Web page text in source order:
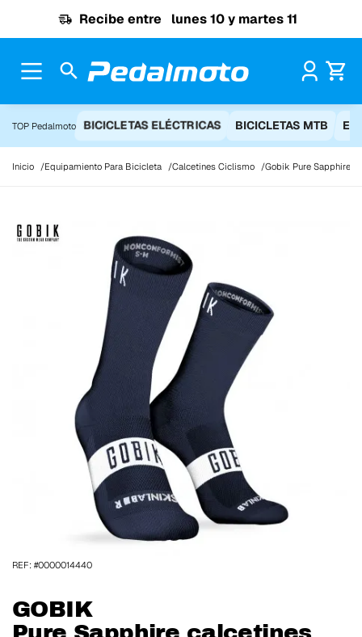
Recibe entre lunes 10 y martes 11
TOP Pedalmoto BICICLETAS ELÉCTRICAS BICICLETAS MTB
Inicio Equipamiento Para Bicicleta Calcetines Ciclismo Gobik Pure Sapphire
GOBIK
REF: #0000014440